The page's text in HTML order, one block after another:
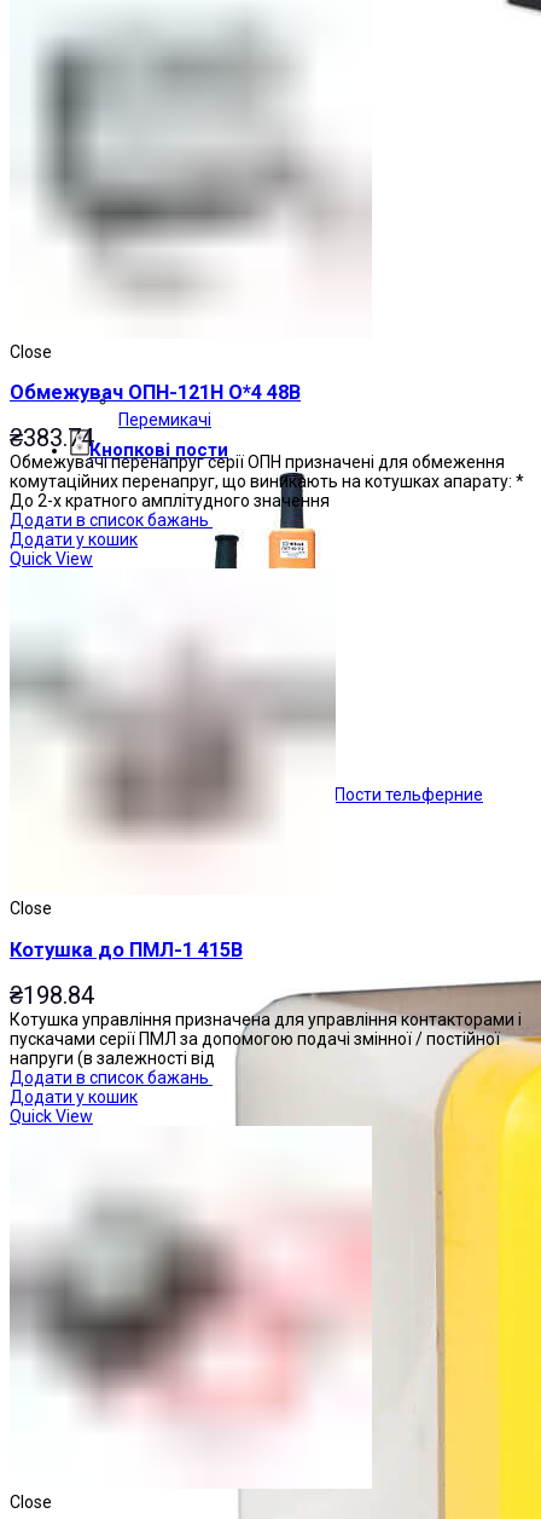
Перемикачі
Кнопкові пости
Пости тельферние
Close
Обмежувач ОПН-121Н О*4 48В
₴383.74
Обмежувачі перенапруг серії ОПН призначені для обмеження
комутаційних перенапруг, що виникають на котушках апарату: *
До 2-х кратного амплітудного значення
Додати в список бажань
Додати у кошик
Quick View
Close
Котушка до ПМЛ-1 415В
₴198.84
Котушка управління призначена для управління контакторами і
пускачами серії ПМЛ за допомогою подачі змінної / постійної
напруги (в залежності від
Додати в список бажань
Додати у кошик
Quick View
Close